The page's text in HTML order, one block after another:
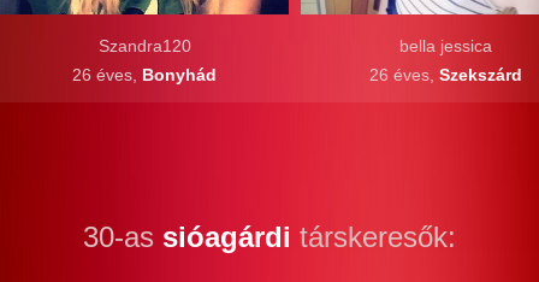
Szandra120
26 éves, Bonyhád
bella jessica
26 éves, Szekszárd
30-as sióagárdi társkeresők: